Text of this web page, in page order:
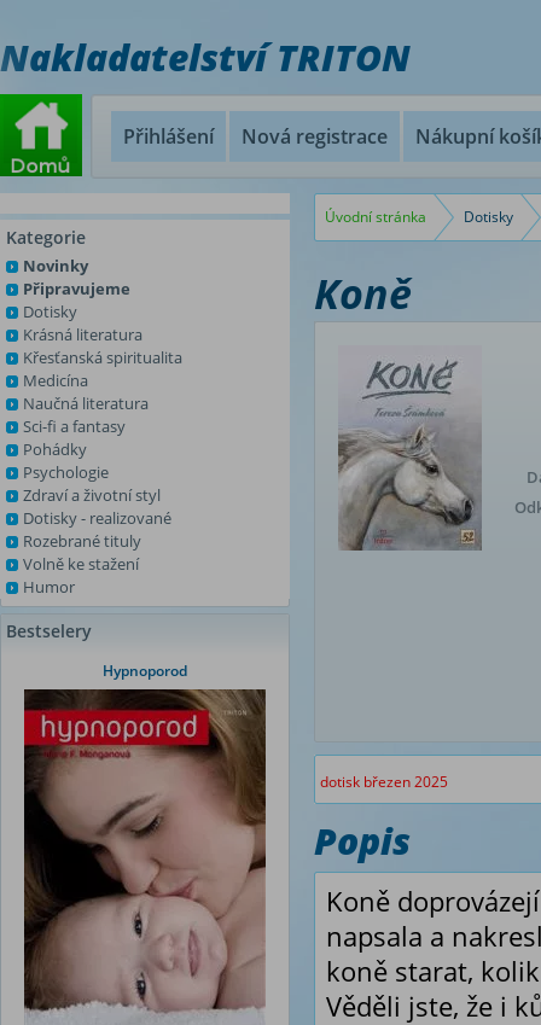
Nakladatelství TRITON
Přihlášení Nová registrace Nákupní
Kategorie
Novinky
Připravujeme
Dotisky
Krásná literatura
Křesťanská spiritualita
Medicína
Naučná literatura
Sci-fi a fantasy
Pohádky
Psychologie
Zdraví a životní styl
Dotisky - realizované
Rozebrané tituly
Volně ke stažení
Humor
Bestselery
Hypnoporod
Úvodní stránka Dotisky
Koně
dotisk březen 2025
Popis
Koně
napsala a
koně starat,
Věděli jste, že i